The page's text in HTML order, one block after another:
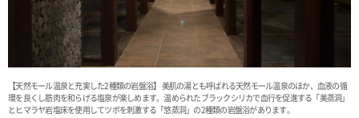
【天然モール温泉と充実した2種類の岩盤浴】 美肌の湯とも呼ばれる天然モール温泉のほか、血液の循
環を良くし筋肉を和らげる塩泉が楽しめます。温められたブラックシリカで血行を促進する「美蒸洞」
とヒマラヤ岩塩床を使用してツボを刺激する「悠蒸洞」の2種類の岩盤浴があります。